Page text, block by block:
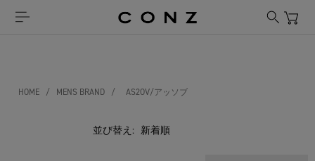
HOME / MENS BRAND / AS2OV/アッソブ
並び替え: